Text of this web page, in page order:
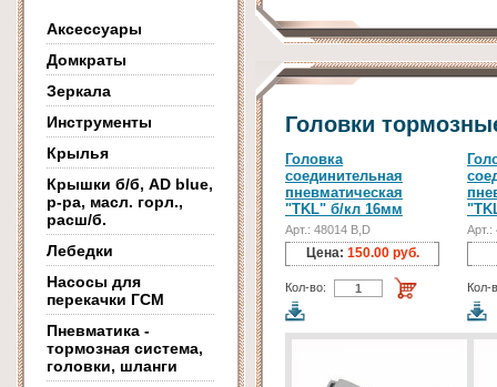
Аксессуары
Домкраты
Зеркала
Инструменты
Крылья
Крышки б/б, AD blue,
р-ра, масл. горл.,
расш/б.
Лебедки
Насосы для
перекачки ГСМ
Пневматика -
тормозная система,
головки, шланги
Головки
Головка
соединительная
пневматическая
"TKL" б/кл 16мм
Арт.: 48014 B,D
Цена: 150.00 руб.
Кол-во:
Арт.:
Кол-